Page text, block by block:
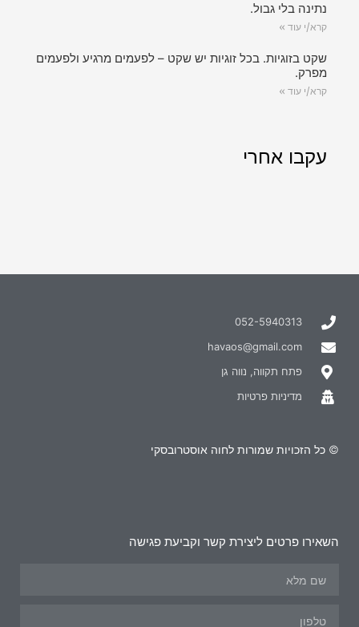
נתינה בלי גבול.
קרא/י עוד »
שקט בזוגיות. בכל זוגיות יש שקט – לפעמים מרגיע ולפעמים
מפרק.
קרא/י עוד »
עקבו אחרי
052-5940313
havaos@gmail.com
פתח תקווה, נווה גן
מדיניות פרטיות
© כל הזכויות שמורות לחוה אוסטרובסקי
השאירו פרטים ליצירת קשר וקביעת פגישה